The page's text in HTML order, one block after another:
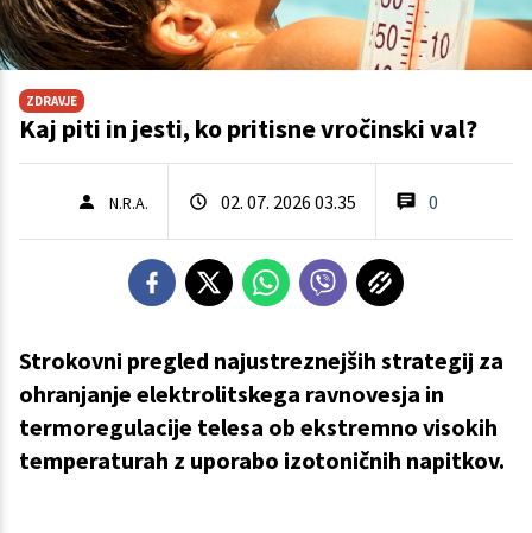
ZDRAVJE
Kaj piti in jesti, ko pritisne vročinski val?
N.R.A. 02. 07. 2026 03.35 0
Strokovni pregled najustreznejših strategij za
ohranjanje elektrolitskega ravnovesja in
termoregulacije telesa ob ekstremno visokih
temperaturah z uporabo izotoničnih napitkov.